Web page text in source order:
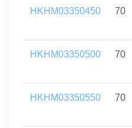
HKHM03350450 70
HKHM03350500 70
HKHM03350550 70